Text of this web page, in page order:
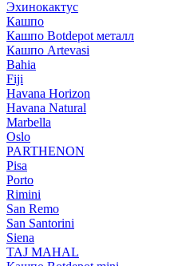
Эхинокактус
Кашпо
Кашпо Botdepot металл
Кашпо Artevasi
Bahia
Fiji
Havana Horizon
Havana Natural
Marbella
Oslo
PARTHENON
Pisa
Porto
Rimini
San Remo
San Santorini
Siena
TAJ MAHAL